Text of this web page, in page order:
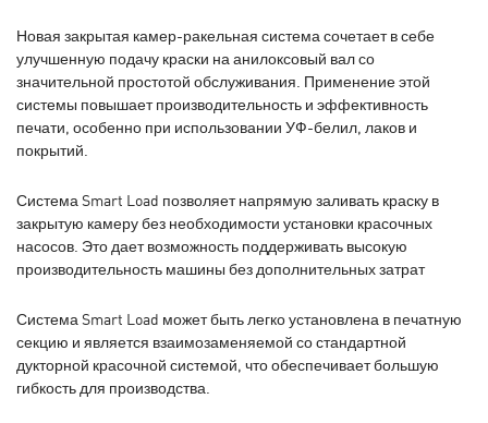
Новая закрытая камер-ракельная система сочетает в себе
улучшенную подачу краски на анилоксовый вал со
значительной простотой обслуживания. Применение этой
системы повышает производительность и эффективность
печати, особенно при использовании УФ-белил, лаков и
покрытий.
Система Smart Load позволяет напрямую заливать краску в
закрытую камеру без необходимости установки красочных
насосов. Это дает возможность поддерживать высокую
производительность машины без дополнительных затрат
Система Smart Load может быть легко установлена в печатную
секцию и является взаимозаменяемой со стандартной
дукторной красочной системой, что обеспечивает большую
гибкость для производства.